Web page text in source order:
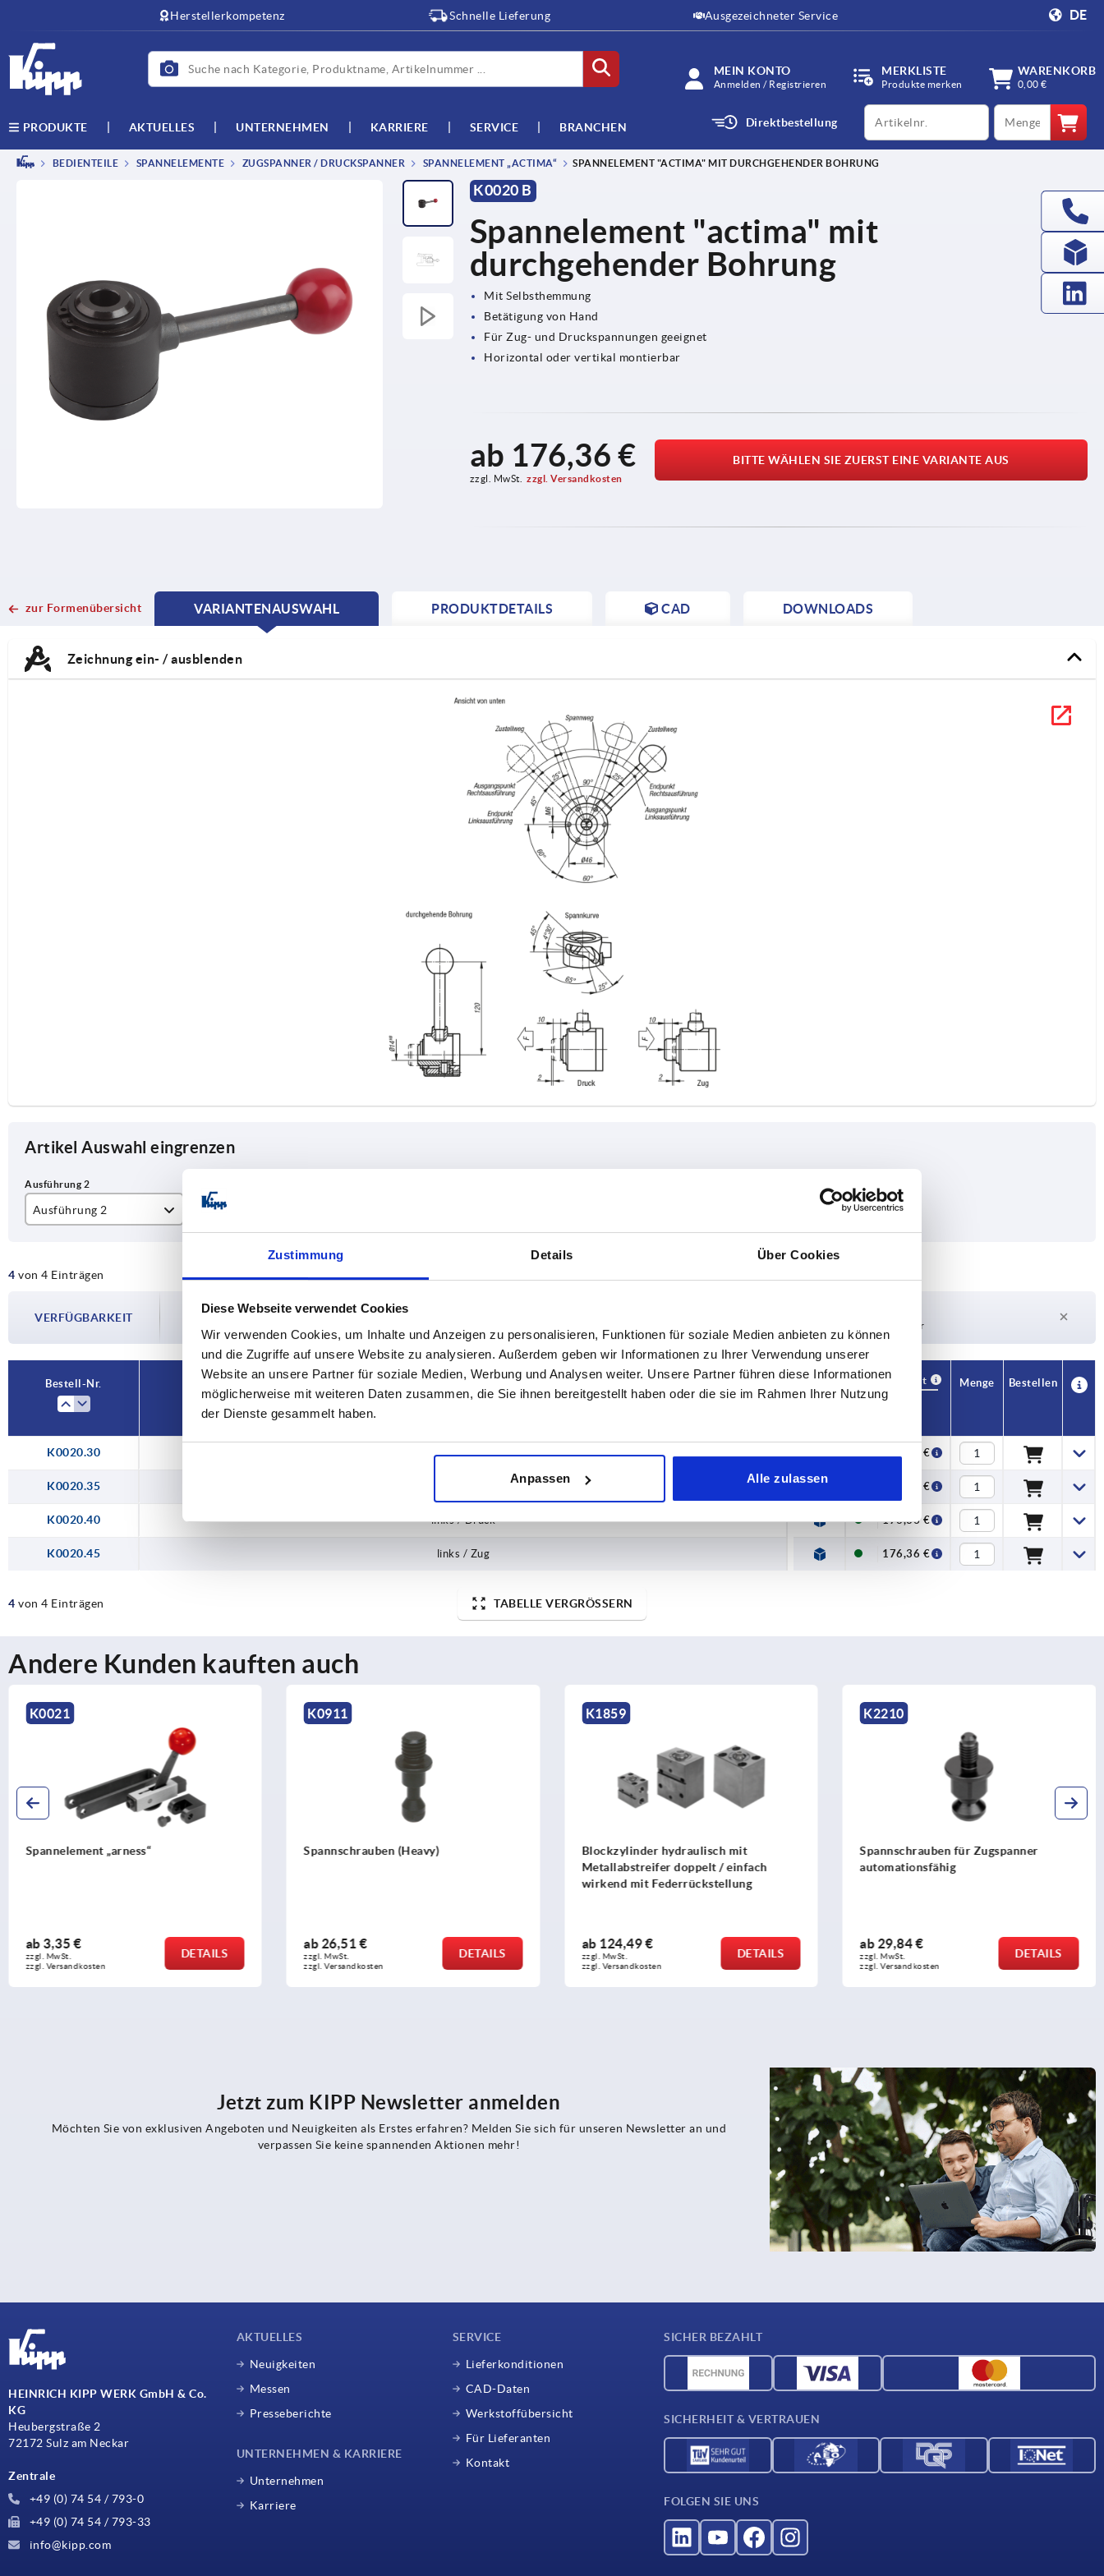
Zustimmung Details Über Cookies
Diese Webseite verwendet Cookies
Wir verwenden Cookies, um Inhalte und Anzeigen zu personalisieren, Funktionen für soziale Medien anbieten zu können
und die Zugriffe auf unsere Website zu analysieren. Außerdem geben wir Informationen zu Ihrer Verwendung unserer
Website an unsere Partner für soziale Medien, Werbung und Analysen weiter. Unsere Partner führen diese Informationen
möglicherweise mit weiteren Daten zusammen, die Sie ihnen bereitgestellt haben oder die sie im Rahmen Ihrer Nutzung
der Dienste gesammelt haben.
Anpassen Alle zulassen
Herstellerkompetenz Schnelle Lieferung Ausgezeichneter Service DE
MEIN KONTO
Anmelden / Registrieren
MERKLISTE
Produkte merken
WARENKORB
0,00 €
PRODUKTE AKTUELLES UNTERNEHMEN KARRIERE SERVICE BRANCHEN Direktbestellung
productCode qty
BEDIENTEILE SPANNELEMENTE ZUGSPANNER / DRUCKSPANNER SPANNELEMENT „ACTIMA“ SPANNELEMENT "ACTIMA" MIT DURCHGEHENDER BOHRUNG
K0020 B
Spannelement "actima" mit
durchgehender Bohrung
Mit Selbsthemmung
Betätigung von Hand
Für Zug- und Druckspannungen geeignet
Horizontal oder vertikal montierbar
ab 176,36 €
zzgl. MwSt. zzgl. Versandkosten
BITTE WÄHLEN SIE ZUERST EINE VARIANTE AUS
zur Formenübersicht
VARIANTENAUSWAHL
CURRENT
CURRENT
PRODUKTDETAILS CAD DOWNLOADS
Zeichnung ein- / ausblenden
Artikel Auswahl eingrenzen
Ausführung 2
links / Zug
rechts / Druck
rechts / Zug
4 von 4 Einträgen
VERFÜGBARKEIT
Versanddatum.
Derzeit nicht auf Lager
Bestell-Nr.
Ausführung 2
Verfügbarkeit
Preis
Menge Bestellen
K0020.30 rechts / Druck 176,36 €
K0020.35 176,36 €
K0020.40 links / Druck 176,36 €
K0020.45 links / Zug 176,36 €
4 von 4 Einträgen TABELLE VERGRÖSSERN
Andere Kunden kauften auch
K0021
Spannelement „arness“
ab 3,35 €
zzgl. MwSt.
zzgl. Versandkosten
DETAILS
K0911
Spannschrauben (Heavy)
ab 26,51 €
zzgl. MwSt.
zzgl. Versandkosten
DETAILS
K1859
Blockzylinder hydraulisch mit
Metallabstreifer doppelt / einfach
wirkend mit Federrückstellung
ab 124,49 €
zzgl. MwSt.
zzgl. Versandkosten
DETAILS
K2210
Spannschrauben für Zugspanner
automationsfähig
ab 29,84 €
zzgl. MwSt.
zzgl. Versandkosten
DETAILS
Jetzt zum KIPP Newsletter anmelden
Möchten Sie von exklusiven Angeboten und Neuigkeiten als Erstes erfahren? Melden Sie sich für unseren Newsletter an und
verpassen Sie keine spannenden Aktionen mehr!
HEINRICH KIPP WERK GmbH & Co.
KG
Heubergstraße 2
72172 Sulz am Neckar
Zentrale
+49 (0) 74 54 / 793-0
+49 (0) 74 54 / 793-33
info@kipp.com
AKTUELLES
Neuigkeiten
Messen
Presseberichte
UNTERNEHMEN & KARRIERE
Unternehmen
Karriere
SERVICE
Lieferkonditionen
CAD-Daten
Werkstoffübersicht
Für Lieferanten
Kontakt
SICHER BEZAHLT
SICHERHEIT & VERTRAUEN
FOLGEN SIE UNS